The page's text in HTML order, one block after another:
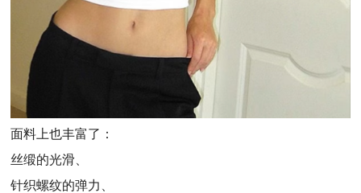
面料上也丰富了：
丝缎的光滑、
针织螺纹的弹力、